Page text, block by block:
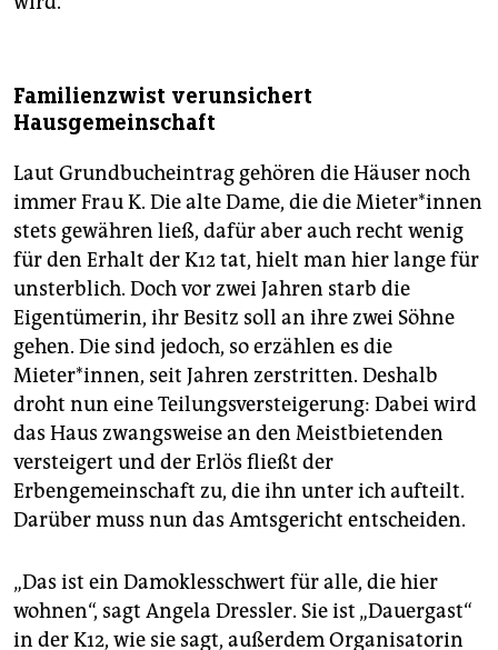
Familienzwist verunsichert
Hausgemeinschaft
Laut Grundbucheintrag gehören die Häuser noch
immer Frau K. Die alte Dame, die die Mie­te­r*in­nen
stets gewähren ließ, dafür aber auch recht wenig
für den Erhalt der K12 tat, hielt man hier lange für
unsterblich. Doch vor zwei Jahren starb die
Eigentümerin, ihr Besitz soll an ihre zwei Söhne
gehen. Die sind jedoch, so erzählen es die
Mieter*innen, seit Jahren zerstritten. Deshalb
droht nun eine Teilungsversteigerung: Dabei wird
das Haus zwangsweise an den Meistbietenden
versteigert und der Erlös fließt der
Erbengemeinschaft zu, die ihn unter ich aufteilt.
Darüber muss nun das Amtsgericht entscheiden.
„Das ist ein Damoklesschwert für alle, die hier
wohnen“, sagt Angela Dressler. Sie ist „Dauergast“
in der K12, wie sie sagt, außerdem Organisatorin